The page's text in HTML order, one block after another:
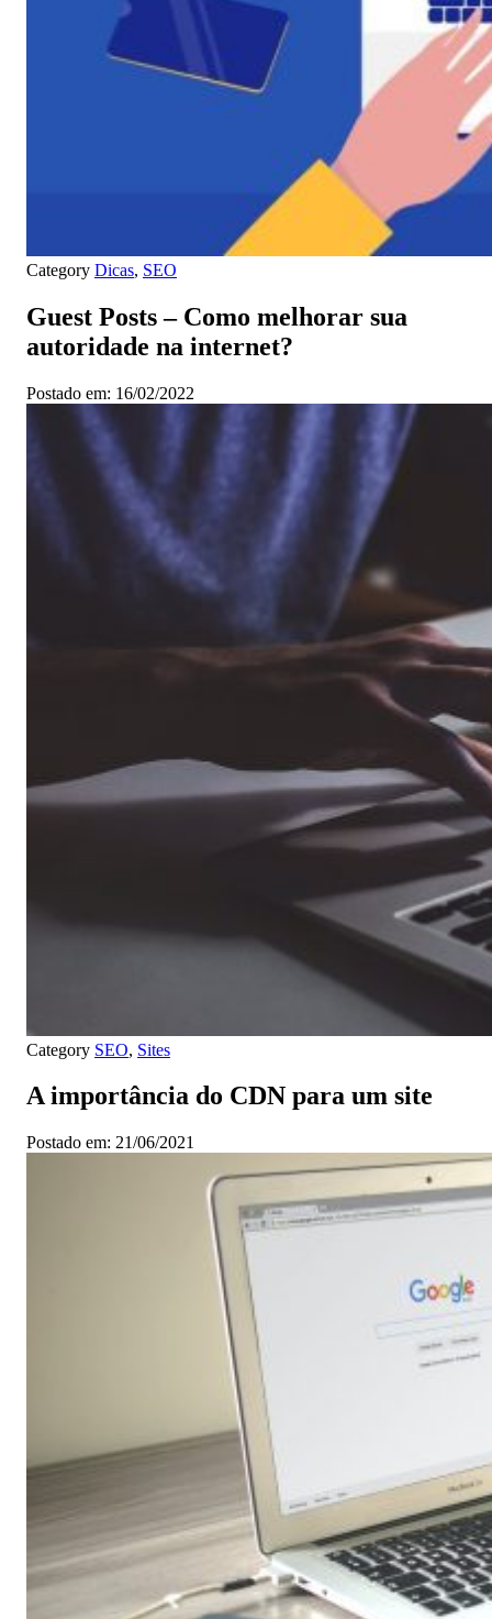
Category Dicas, SEO
Guest Posts – Como melhorar sua
autoridade na internet?
Postado em: 16/02/2022
Category SEO, Sites
A importância do CDN para um site
Postado em: 21/06/2021